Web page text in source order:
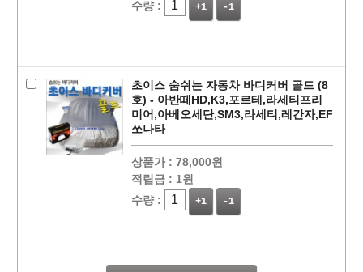
페이코 라이
구매
수량 :
+1 -1
초이스 숨쉬는 자동차 바디커버 골드 (8
호) - 아반떼HD,K3,포르테,라세티프리
미어,아베오세단,SM3,라세티,레간자,EF
쏘나타
상품가 : 78,000원
적립금 : 1원
수량 :
+1 -1